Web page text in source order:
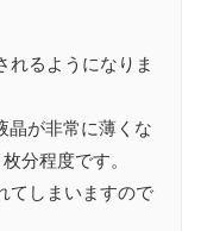
れるようになりま
晶が非常に薄くな
分程度です。
てしまいますので